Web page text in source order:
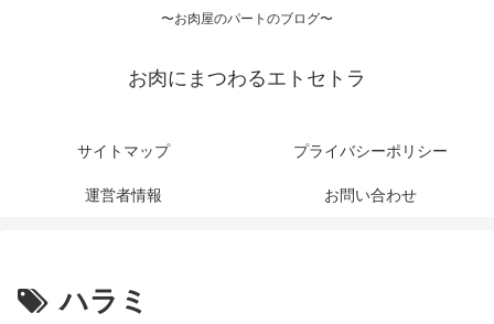
〜お肉屋のパートのブログ〜
お肉にまつわるエトセトラ
サイトマップ プライバシーポリシー
運営者情報 お問い合わせ
ハラミ